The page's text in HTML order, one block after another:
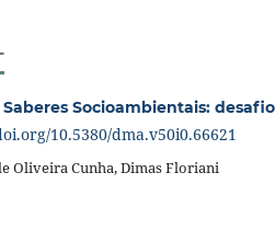
Socioambientais:
10.5380/dma.v50i0.66621
Oliveira Cunha, Dimas Floriani